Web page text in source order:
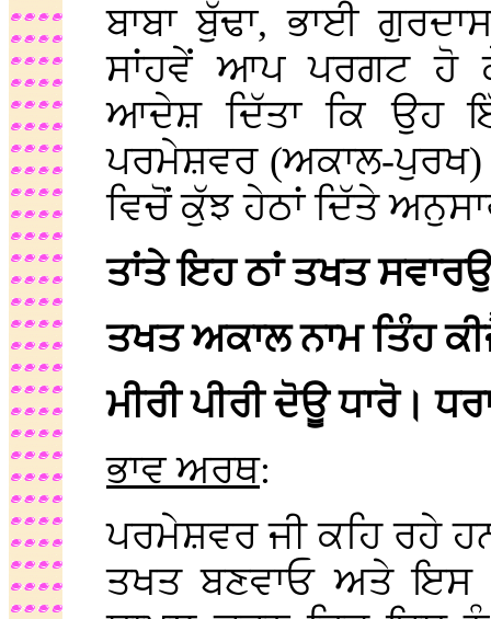
ਬਾਬਾ ਬੁੱਢਾ, ਭਾਈ
ਸਾਂਹਵੇਂ ਆਪ ਪਰਗਟ ਹੋ ਕੇ
ਆਦੇਸ਼ ਦਿੱਤਾ ਕਿ ਉਹ
ਪਰਮੇਸ਼ਵਰ (ਅਕਾਲ-ਪੁਰਖ)
ਵਿਚੋਂ ਕੁੱਝ ਹੇਠਾਂ ਦਿੱਤੇ
ਤਾਂਤੇ ਇਹ ਠਾਂ ਤਖਤ
ਤਖਤ ਅਕਾਲ ਨਾਮ ਤਿੰਹ
ਮੀਰੀ ਪੀਰੀ ਦੋਊ ਧਾਰੋ।
ਭਾਵ ਅਰਥ:
ਪਰਮੇਸ਼ਵਰ ਜੀ ਕਹਿ ਰਹੇ
ਤਖਤ ਬਣਵਾਓ ਅਤੇ ਇਸ